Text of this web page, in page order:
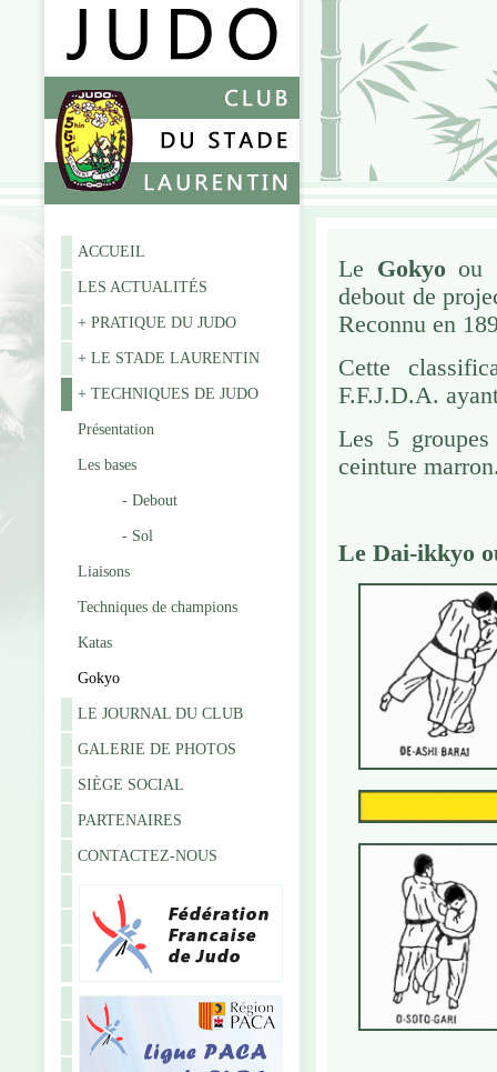
ACCUEIL
LES ACTUALITÉS
+ PRATIQUE DU JUDO
+ LE STADE LAURENTIN
+ TECHNIQUES DE JUDO
Présentation
Les bases
- Debout
- Sol
Liaisons
Techniques de champions
Katas
Gokyo
LE JOURNAL DU CLUB
GALERIE DE PHOTOS
SIÈGE SOCIAL
PARTENAIRES
CONTACTEZ-NOUS
Le Gokyoou
debout de
Reconnu en
Cette
F.F.J.D.A.
Les 5
ceinture
Le Dai-ikkyo